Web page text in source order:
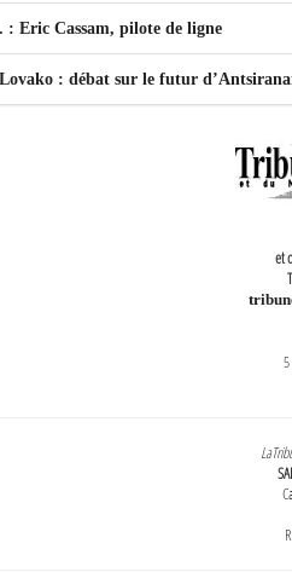
: Eric Cassam, pilote de ligne
: débat sur le futur
et